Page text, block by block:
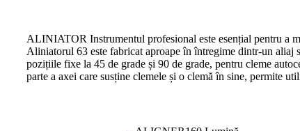
ALINIATOR Instrumentul profesional este esențial pentru a
Aliniatorul 63 este fabricat aproape în întregime dintr-un aliaj
pozițiile fixe la 45 de grade și 90 de grade, pentru cleme
parte a axei care susține clemele și o clemă în sine, permite